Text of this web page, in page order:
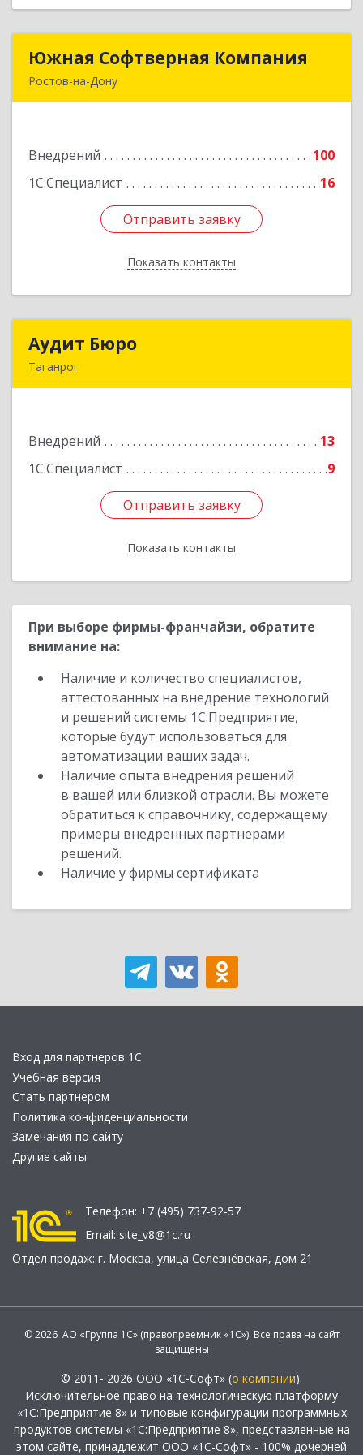
Южная Софтверная Компания
Ростов-на-Дону
Внедрений
100
1С:Специалист
16
Отправить заявку
Показать контакты
Южная Софтверная Компания
Подробнее
Отправить заявку
Назад
Аудит Бюро
Таганрог
Внедрений
13
1С:Специалист
9
Отправить заявку
Показать контакты
Подробнее
Отправить заявку
Назад
При выборе фирмы-франчайзи, обратите
внимание на:
Наличие и количество специалистов,
аттестованных на внедрение технологий
и решений системы 1С:Предприятие,
которые будут использоваться для
автоматизации ваших задач.
Наличие опыта внедрения решений
в вашей или близкой отрасли. Вы можете
обратиться к справочнику, содержащему
примеры внедренных партнерами
решений.
Наличие у фирмы сертификата
Вход для партнеров 1С
Учебная версия
Стать партнером
Политика конфиденциальности
Замечания по сайту
Другие сайты
Телефон: +7 (495) 737-92-57
Email: site_v8@1c.ru
Отдел продаж: г. Москва, улица Селезнёвская, дом 21
© 2026 АО «Группа 1С» (правопреемник «1С»). Все права на сайт
защищены
© 2011- 2026 ООО «1С-Софт» (о компании).
Исключительное право на технологическую платформу
«1С:Предприятие 8» и типовые конфигурации программных
продуктов системы «1С:Предприятие 8», представленные на
этом сайте, принадлежит ООО «1С-Софт» - 100% дочерней